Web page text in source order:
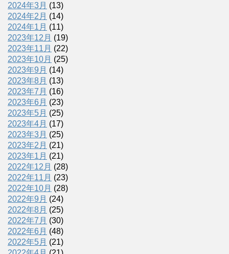
2024年3月 (13)
2024年2月 (14)
2024年1月 (11)
2023年12月 (19)
2023年11月 (22)
2023年10月 (25)
2023年9月 (14)
2023年8月 (13)
2023年7月 (16)
2023年6月 (23)
2023年5月 (25)
2023年4月 (17)
2023年3月 (25)
2023年2月 (21)
2023年1月 (21)
2022年12月 (28)
2022年11月 (23)
2022年10月 (28)
2022年9月 (24)
2022年8月 (25)
2022年7月 (30)
2022年6月 (48)
2022年5月 (21)